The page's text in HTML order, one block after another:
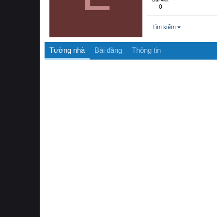
0
Tìm kiếm
Tường nhà Bài đăng Thông tin